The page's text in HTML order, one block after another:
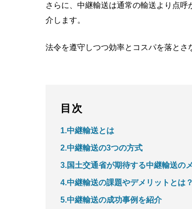
さらに、中継輸送は通常の輸送より点
介します。
法令を遵守しつつ効率とコスパを落とさ
目次
1.中継輸送とは
2.中継輸送の3つの方式
3.国土交通省が期待する中継輸送の
4.中継輸送の課題やデメリットとは？
5.中継輸送の成功事例を紹介